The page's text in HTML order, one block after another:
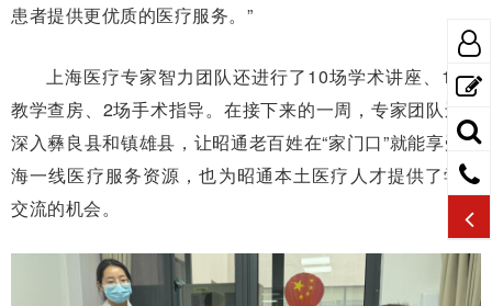
患者提供更优质的医疗服务。”
上海医疗专家智力团队还进行了10场学术讲座、11场
教学查房、2场手术指导。在接下来的一周，专家团队还将
深入彝良县和镇雄县，让昭通老百姓在“家门口”就能享受上
海一线医疗服务资源，也为昭通本土医疗人才提供了学习
交流的机会。